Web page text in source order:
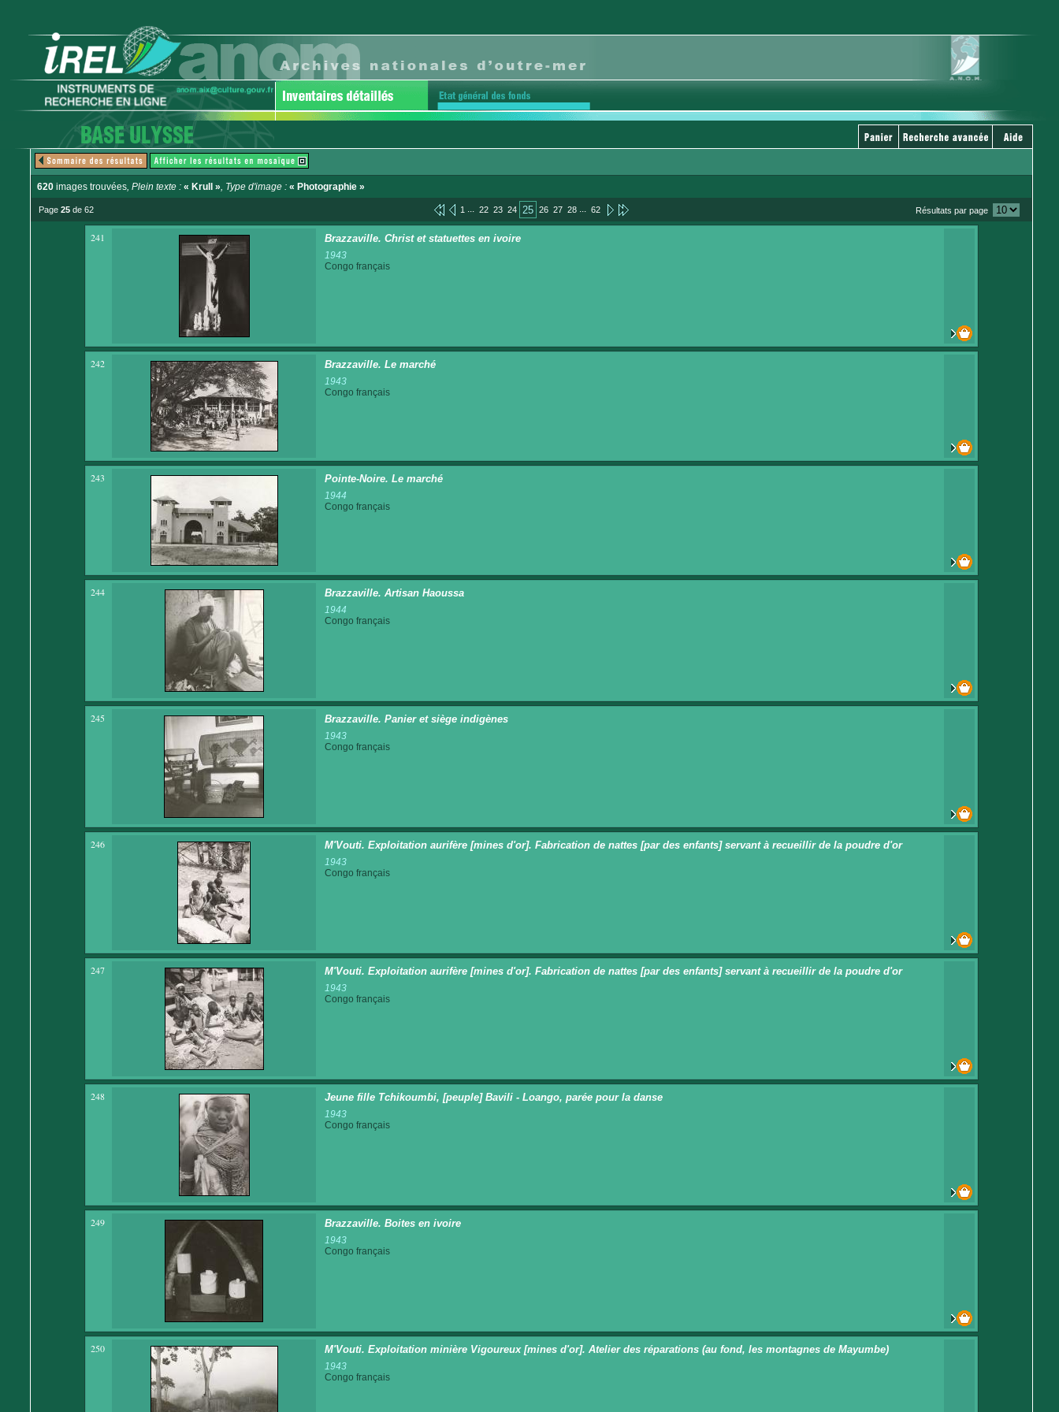
620 images trouvées, Plein texte : « Krull », Type d'image : « Photographie »
Page 25 de 62 1 ... 22 23 24 25 26 27 28 ... 62 Résultats par page
241 Brazzaville. Christ et statuettes en ivoire
1943
Congo français
242 Brazzaville. Le marché
1943
Congo français
243 Pointe-Noire. Le marché
1944
Congo français
244 Brazzaville. Artisan Haoussa
1944
Congo français
245 Brazzaville. Panier et siège indigènes
1943
Congo français
246 M'Vouti. Exploitation aurifère [mines d'or]. Fabrication de nattes [par des enfants] servant à recueillir de la poudre d'or
1943
Congo français
247 M'Vouti. Exploitation aurifère [mines d'or]. Fabrication de nattes [par des enfants] servant à recueillir de la poudre d'or
1943
Congo français
248 Jeune fille Tchikoumbi, [peuple] Bavili - Loango, parée pour la danse
1943
Congo français
249 Brazzaville. Boites en ivoire
1943
Congo français
250 M'Vouti. Exploitation minière Vigoureux [mines d'or]. Atelier des réparations (au fond, les montagnes de Mayumbe)
1943
Congo français